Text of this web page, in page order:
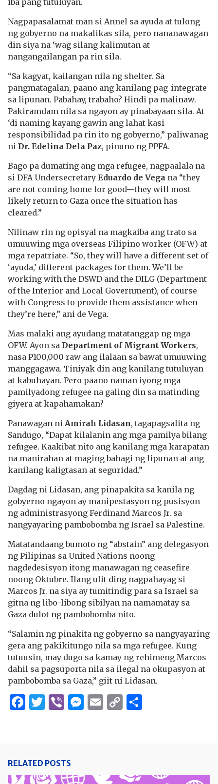
iba pang tutuluyan.
Nagpapasalamat man si Annel sa ayuda at tulong
ng gobyerno na makalikas sila, pero nananawagan
din siya na ‘wag silang kalimutan at
nangangailangan pa rin sila.
“Sa kagyat, kailangan nila ng shelter. Sa
pangmatagalan, paano ang kanilang pag-integrate
sa lipunan. Pabahay, trabaho? Hindi pa malinaw.
Pakiramdam nila sa ngayon ay pinabayaan sila. At
‘di naming kayang gawin ang lahat kasi
responsibilidad pa rin ito ng gobyerno,” paliwanag
ni Dr. Edelina Dela Paz, pinuno ng PPFA.
Bago pa dumating ang mga refugee, nagpaalala na
si DFA Undersecretary Eduardo de Vega na “they
are not coming home for good—they will most
likely return to Gaza once the situation has
cleared.”
Nilinaw rin ng opisyal na magkaiba ang trato sa
umuuwing mga overseas Filipino worker (OFW) at
mga repatriate. “So, they will have a different set of
‘ayuda,’ different packages for them. We’ll be
working with the DSWD and the DILG (Department
of the Interior and Local Government), of course
with Congress to provide them assistance when
they’re here,” ani de Vega.
Mas malaki ang ayudang matatanggap ng mga
OFW. Ayon sa Department of Migrant Workers,
nasa P100,000 raw ang ilalaan sa bawat umuuwing
manggagawa. Tiniyak din ang kanilang tutuluyan
at kabuhayan. Pero paano naman iyong mga
pamilyadong refugee na galing din sa matinding
giyera at kapahamakan?
Panawagan ni Amirah Lidasan, tagapagsalita ng
Sandugo, “Dapat kilalanin ang mga pamilya bilang
refugee. Kaakibat nito ang kanilang mga karapatan
na manirahan at maging bahagi ng lipunan at ang
kanilang kaligtasan at seguridad.”
Dagdag ni Lidasan, ang pinapakita sa kanila ng
gobyerno ngayon ay manipestasyon ng pusisyon
ng administrasyong Ferdinand Marcos Jr. sa
nangyayaring pambobomba ng Israel sa Palestine.
Matatandaang bumoto ng “abstain” ang delegasyon
ng Pilipinas sa United Nations noong
nagdedesisyon itong manawagan ng ceasefire
noong Oktubre. Ilang ulit ding nagpahayag si
Marcos Jr. na siya ay tumitindig para sa Israel sa
gitna ng libo-libong sibilyan na namamatay sa
Gaza dulot ng pambobomba nito.
“Salamin ng pinakita ng gobyerno sa nangyayaring
gera ang pakikitungo nila sa mga refugee. Kung
tutuusin, may dugo sa kamay ng rehimeng Marcos
dahil sa pagsuporta nila sa ilegal na okupasyon at
pambobomba sa Gaza,” giit ni Lidasan.
Facebook
Twitter
ViberMessenger
Email
Copy
RELATED POSTS